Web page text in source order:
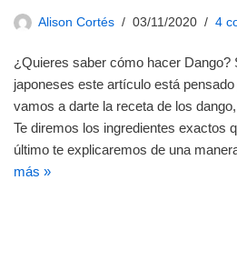
Alison Cortés 03/11/2020 4
¿Quieres saber cómo hacer Dango?
japoneses este artículo está
vamos a darte la receta de los
Te diremos los ingredientes exactos
último te explicaremos de una
más »